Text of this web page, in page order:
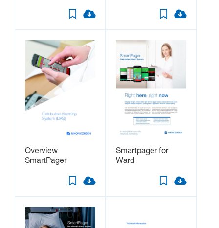
Overview
SmartPager
Smartpager for
Ward